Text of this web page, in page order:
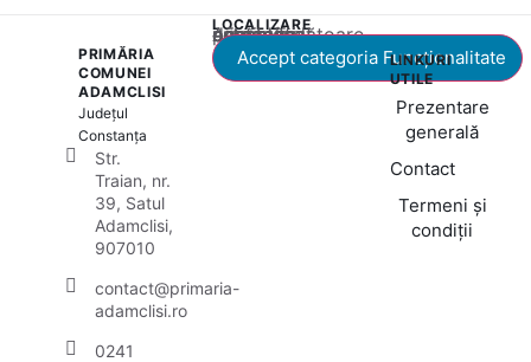
PRIMĂRIA
COMUNEI
ADAMCLISI
Județul
Constanța
Str.
Traian, nr.
39, Satul
Adamclisi,
907010
contact@primaria-
adamclisi.ro
0241
LOCALIZARE
Acest conținut este blocat până când acceptați categoria corespunzătoare de cookie-uri.
Accept categoria Funcționalitate
LINKURI
UTILE
Prezentare
generală
Contact
Termeni și
condiții